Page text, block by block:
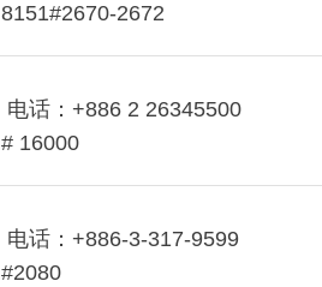
8151#2670-2672
电话：+886 2 26345500
# 16000
电话：+886-3-317-9599
#2080